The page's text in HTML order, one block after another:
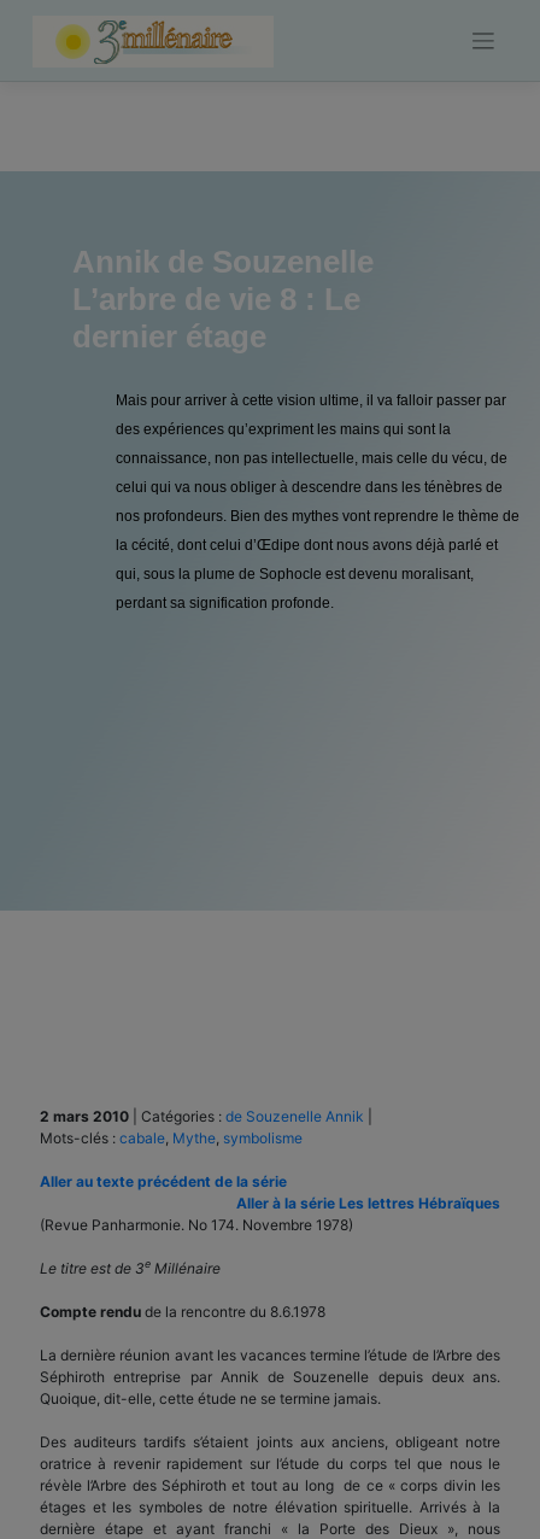
Annik de Souzenelle
L’arbre de vie 8 : Le
dernier étage
Mais pour arriver à cette vision ultime, il va falloir passer par
des expériences qu’expriment les mains qui sont la
connaissance, non pas intellectuelle, mais celle du vécu, de
celui qui va nous obliger à descendre dans les ténèbres de
nos profondeurs. Bien des mythes vont reprendre le thème de
la cécité, dont celui d’Œdipe dont nous avons déjà parlé et
qui, sous la plume de Sophocle est devenu moralisant,
perdant sa signification profonde.
2 mars 2010 Catégories : de Souzenelle Annik
Mots-clés : cabale Mythe symbolisme
Aller au texte précédent de la série
Aller à la série Les lettres Hébraïques
(Revue Panharmonie. No 174. Novembre 1978)
Le titre est de 3e Millénaire
Compte rendu de la rencontre du 8.6.1978
La dernière réunion avant les vacances termine l’étude de l’Arbre des
Séphiroth entreprise par Annik de Souzenelle depuis deux ans.
Quoique, dit-elle, cette étude ne se termine jamais.
Des auditeurs tardifs s’étaient joints aux anciens, obligeant notre
oratrice à revenir rapidement sur l’étude du corps tel que nous le
révèle l’Arbre des Séphiroth et tout au long de ce « corps divin les
étages et les symboles de notre élévation spirituelle. Arrivés à la
dernière étape et ayant franchi « la Porte des Dieux », nous